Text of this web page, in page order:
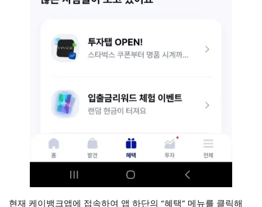
현재 케이뱅크앱에 접속하여 앱 하단의 “혜택” 메뉴를 클릭해